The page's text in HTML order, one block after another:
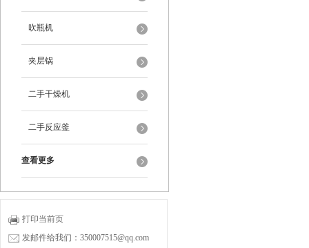
吹瓶机
夹层锅
二手干燥机
二手反应釜
查看更多
打印当前页
发邮件给我们：350007515@qq.com